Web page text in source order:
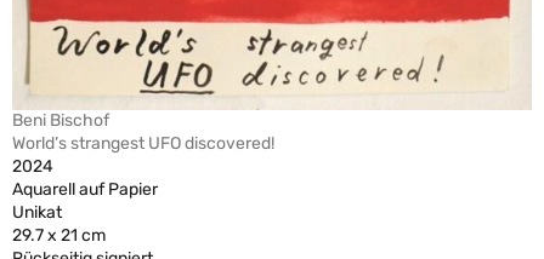
Beni Bischof
World’s strangest UFO discovered!
2024
Aquarell auf Papier
Unikat
29.7 x 21 cm